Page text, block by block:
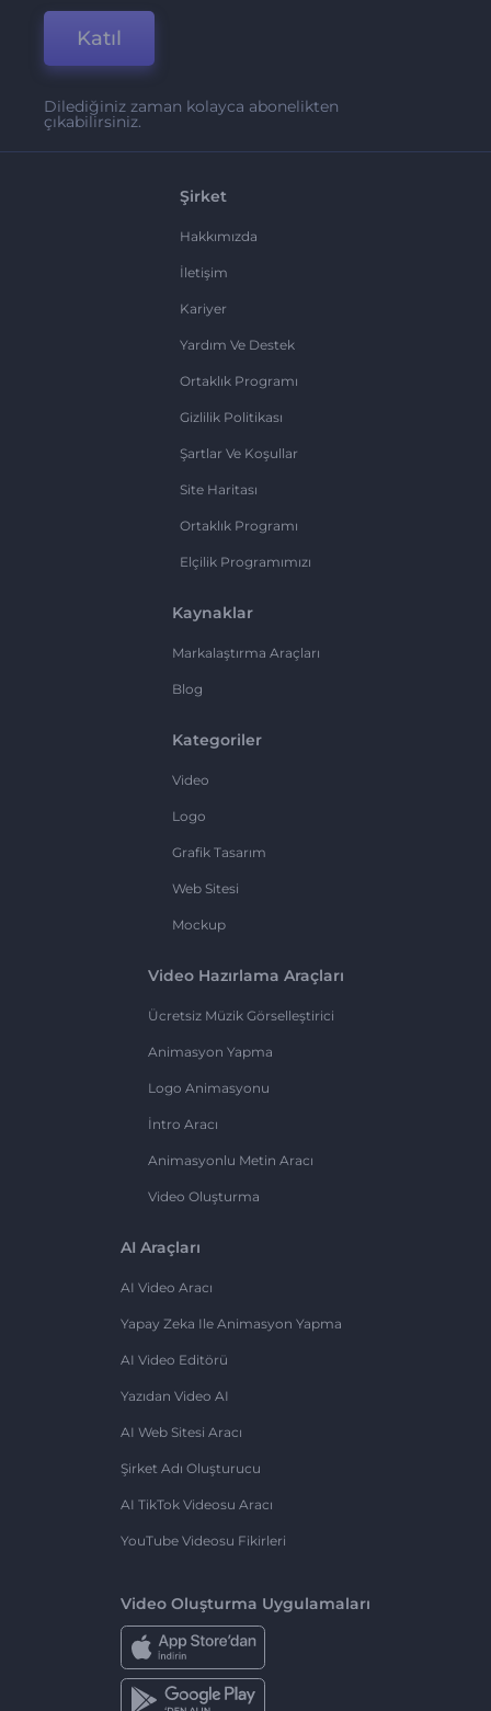
Katıl
Dilediğiniz zaman kolayca abonelikten
çıkabilirsiniz.
Şirket
Hakkımızda
İletişim
Kariyer
Yardım Ve Destek
Ortaklık Programı
Gizlilik Politikası
Şartlar Ve Koşullar
Site Haritası
Ortaklık Programı
Elçilik Programımızı
Kaynaklar
Markalaştırma Araçları
Blog
Kategoriler
Video
Logo
Grafik Tasarım
Web Sitesi
Mockup
Video Hazırlama Araçları
Ücretsiz Müzik Görselleştirici
Animasyon Yapma
Logo Animasyonu
İntro Aracı
Animasyonlu Metin Aracı
Video Oluşturma
AI Araçları
AI Video Aracı
Yapay Zeka Ile Animasyon Yapma
AI Video Editörü
Yazıdan Video AI
AI Web Sitesi Aracı
Şirket Adı Oluşturucu
AI TikTok Videosu Aracı
YouTube Videosu Fikirleri
Video Oluşturma Uygulamaları